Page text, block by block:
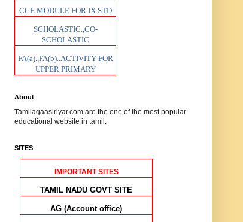
CCE MODULE FOR IX STD
SCHOLASTIC.,CO-
SCHOLASTIC
FA(a).,FA(b)..ACTIVITY FOR
UPPER PRIMARY
About
Tamilagaasiriyar.com are the one of the most popular
educational website in tamil.
SITES
IMPORTANT SITES
TAMIL NADU GOVT SITE
AG (Account office)